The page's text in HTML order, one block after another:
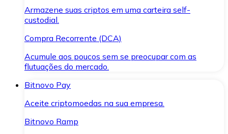
Armazene suas criptos em uma carteira self-
custodial.
Compra Recorrente (DCA)
Acumule aos poucos sem se preocupar com as
flutuações do mercado.
Bitnovo Pay
Aceite criptomoedas na sua empresa.
Bitnovo Ramp